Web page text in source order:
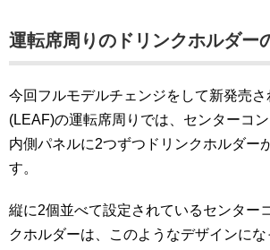
運転席周りのドリンクホルダー
今回フルモデルチェンジをして新発売さ
(LEAF)の運転席周りでは、センターコ
内側パネルに2つずつドリンクホルダー
す。
縦に2個並べて設定されているセンター
クホルダーは、このようなデザインにな